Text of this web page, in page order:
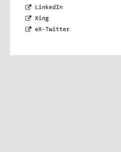
LinkedIn
Xing
eX-Twitter